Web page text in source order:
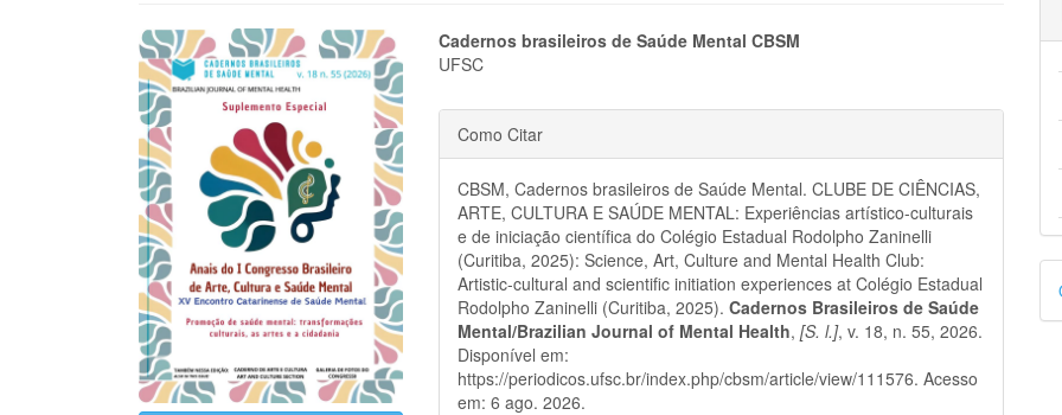
Barra
lateral
de
artigos
Conteúdo
artigo
principal
Cadernos brasileiros de Saúde Mental CBSM
UFSC
Detalhes
do
artigo
Como Citar
CBSM, Cadernos brasileiros de Saúde Mental. CLUBE DE CIÊNCIAS,
ARTE, CULTURA E SAÚDE MENTAL: Experiências artístico-culturais
e de iniciação científica do Colégio Estadual Rodolpho Zaninelli
(Curitiba, 2025): Science, Art, Culture and Mental Health Club:
Artistic-cultural and scientific initiation experiences at Colégio Estadual
Rodolpho Zaninelli (Curitiba, 2025).Cadernos Brasileiros de Saúde
Mental/Brazilian Journal of Mental Health,[S. l.], v. 18, n. 55, 2026.
Disponível em:
https://periodicos.ufsc.br/index.php/cbsm/article/view/111576. Acesso
em: 6 ago. 2026.